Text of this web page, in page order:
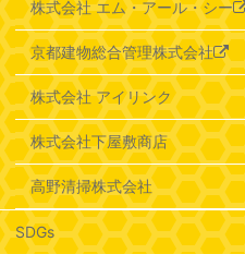
株式会社 エム・アール・シー
京都建物総合管理株式会社
株式会社 アイリンク
株式会社下屋敷商店
高野清掃株式会社
SDGs